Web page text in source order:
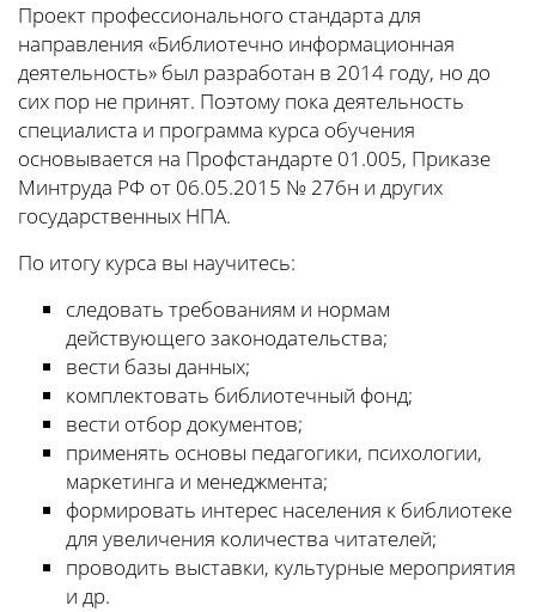
Проект профессионального стандарта для
направления «Библиотечно информационная
деятельность» был разработан в 2014 году, но до
сих пор не принят. Поэтому пока деятельность
специалиста и программа курса обучения
основывается на Профстандарте 01.005, Приказе
Минтруда РФ от 06.05.2015 № 276н и других
государственных НПА.
По итогу курса вы научитесь:
следовать требованиям и нормам
действующего законодательства;
вести базы данных;
комплектовать библиотечный фонд;
вести отбор документов;
применять основы педагогики, психологии,
маркетинга и менеджмента;
формировать интерес населения к библиотеке
для увеличения количества читателей;
проводить выставки, культурные мероприятия
и др.